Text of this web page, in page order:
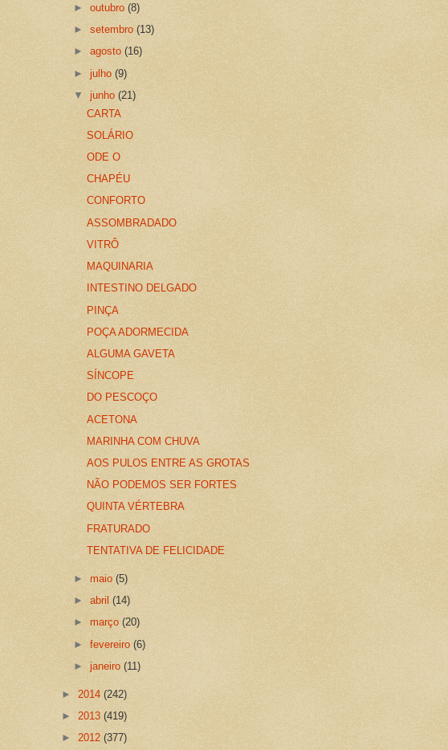
►outubro(8)
►setembro(13)
►agosto(16)
►julho(9)
▼junho(21)
CARTA
SOLÁRIO
ODE O
CHAPÉU
CONFORTO
ASSOMBRADADO
VITRÔ
MAQUINARIA
INTESTINO DELGADO
PINÇA
POÇA ADORMECIDA
ALGUMA GAVETA
SÍNCOPE
DO PESCOÇO
ACETONA
MARINHA COM CHUVA
AOS PULOS ENTRE AS GROTAS
NÃO PODEMOS SER FORTES
QUINTA VÉRTEBRA
FRATURADO
TENTATIVA DE FELICIDADE
►maio(5)
►abril(14)
►março(20)
►fevereiro(6)
►janeiro(11)
► 2014 (242)
► 2013 (419)
► 2012 (377)